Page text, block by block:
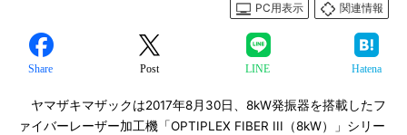
PC用表示
関連情報
Share Post LINE Hatena
ヤマザキマザックは2017年8月30日、8kW発振器を搭載したフ
ァイバーレーザー加工機「OPTIPLEX FIBER III（8kW）」シリー